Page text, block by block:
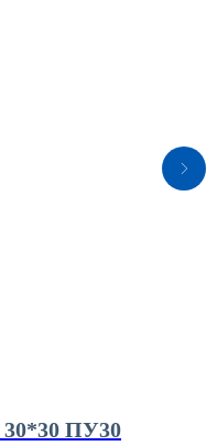
30*30 ПУ30